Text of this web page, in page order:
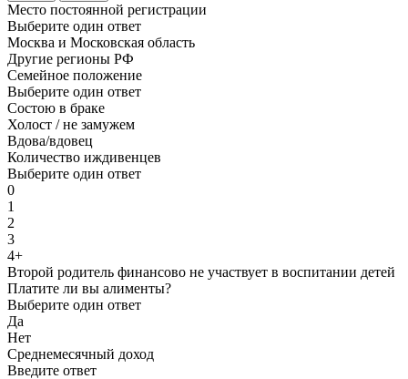
Место постоянной регистрации
Выберите один ответ
Москва и Московская область
Другие регионы РФ
Семейное положение
Выберите один ответ
Состою в браке
Холост / не замужем
Вдова/вдовец
Количество иждивенцев
Выберите один ответ
0
1
2
3
4+
Второй родитель финансово не участвует в воспитании детей
Платите ли вы алименты?
Выберите один ответ
Да
Нет
Среднемесячный доход
Введите ответ